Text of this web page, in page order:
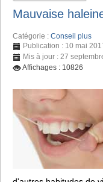
Mauvaise
Catégorie : Conseil plus
Publication : 10 mai
Mis à jour : 27
Affichages : 10826